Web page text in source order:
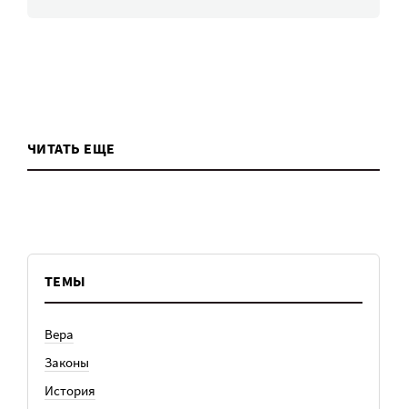
ЧИТАТЬ ЕЩЕ
ТЕМЫ
Вера
Законы
История